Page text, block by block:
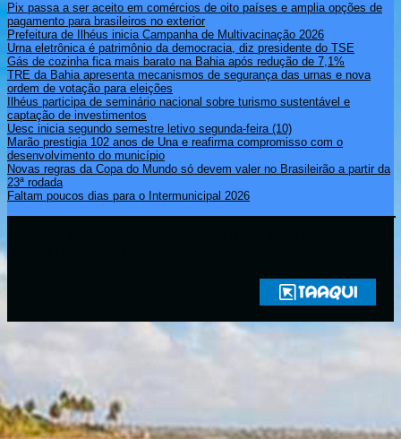
Pix passa a ser aceito em comércios de oito países e amplia opções de
pagamento para brasileiros no exterior
Prefeitura de Ilhéus inicia Campanha de Multivacinação 2026
Urna eletrônica é patrimônio da democracia, diz presidente do TSE
Gás de cozinha fica mais barato na Bahia após redução de 7,1%
TRE da Bahia apresenta mecanismos de segurança das urnas e nova
ordem de votação para eleições
Ilhéus participa de seminário nacional sobre turismo sustentável e
captação de investimentos
Uesc inicia segundo semestre letivo segunda-feira (10)
Marão prestigia 102 anos de Una e reafirma compromisso com o
desenvolvimento do município
Novas regras da Copa do Mundo só devem valer no Brasileirão a partir da
23ª rodada
Faltam poucos dias para o Intermunicipal 2026